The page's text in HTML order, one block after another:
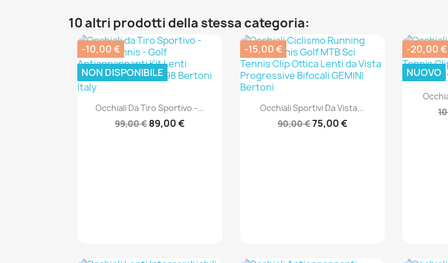
10 altri prodotti della stessa categoria:
Anteprima
Occhiali Da Tiro Sportivo -...
99,00 €89,00 €
-10,00 €
NON DISPONIBILE
Anteprima
Occhiali Sportivi Da Vista...
90,00 €75,00 €
-15,00 €
-20,00 €
NUOVO